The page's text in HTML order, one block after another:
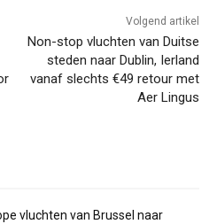
Volgend artikel
Non-stop vluchten van Duitse
steden naar Dublin, Ierland
vanaf slechts €49 retour met
Aer Lingus
vluchten van Brussel naar